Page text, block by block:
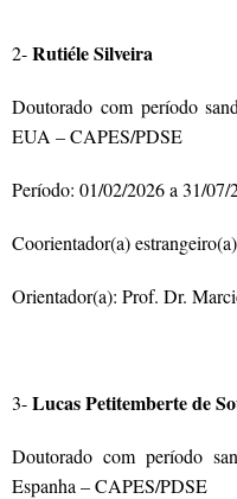
2-Rutiéle Silveira
Doutorado com período
EUA – CAPES/PDSE
Período: 01/02/2026 a 31/07/
Coorientador(a)
Orientador(a): Prof. Dr.
3-Lucas Petitemberte de
Doutorado com período
Espanha – CAPES/PDSE